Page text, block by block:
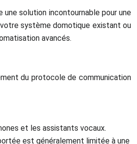
solution incontournable pour une
système domotique existant ou
avancés.
du protocole de communication
et les assistants vocaux.
est généralement limitée à une